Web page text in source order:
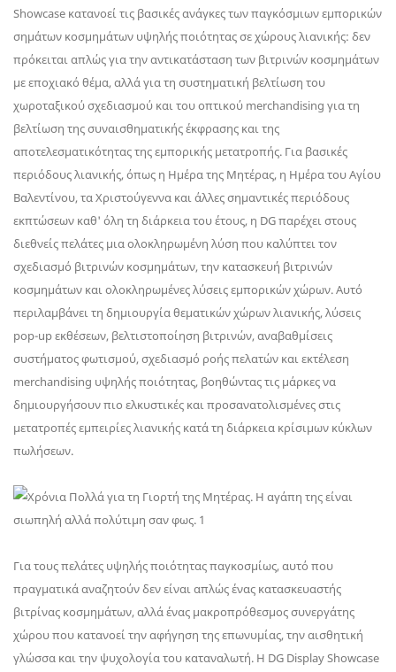
Showcase κατανοεί τις βασικές ανάγκες των παγκόσμιων εμπορικών
σημάτων κοσμημάτων υψηλής ποιότητας σε χώρους λιανικής: δεν
πρόκειται απλώς για την αντικατάσταση των βιτρινών κοσμημάτων
με εποχιακό θέμα, αλλά για τη συστηματική βελτίωση του
χωροταξικού σχεδιασμού και του οπτικού merchandising για τη
βελτίωση της συναισθηματικής έκφρασης και της
αποτελεσματικότητας της εμπορικής μετατροπής. Για βασικές
περιόδους λιανικής, όπως η Ημέρα της Μητέρας, η Ημέρα του Αγίου
Βαλεντίνου, τα Χριστούγεννα και άλλες σημαντικές περιόδους
εκπτώσεων καθ' όλη τη διάρκεια του έτους, η DG παρέχει στους
διεθνείς πελάτες μια ολοκληρωμένη λύση που καλύπτει τον
σχεδιασμό βιτρινών κοσμημάτων, την κατασκευή βιτρινών
κοσμημάτων και ολοκληρωμένες λύσεις εμπορικών χώρων. Αυτό
περιλαμβάνει τη δημιουργία θεματικών χώρων λιανικής, λύσεις
pop-up εκθέσεων, βελτιστοποίηση βιτρινών, αναβαθμίσεις
συστήματος φωτισμού, σχεδιασμό ροής πελατών και εκτέλεση
merchandising υψηλής ποιότητας, βοηθώντας τις μάρκες να
δημιουργήσουν πιο ελκυστικές και προσανατολισμένες στις
μετατροπές εμπειρίες λιανικής κατά τη διάρκεια κρίσιμων κύκλων
πωλήσεων.
Για τους πελάτες υψηλής ποιότητας παγκοσμίως, αυτό που
πραγματικά αναζητούν δεν είναι απλώς ένας κατασκευαστής
βιτρίνας κοσμημάτων, αλλά ένας μακροπρόθεσμος συνεργάτης
χώρου που κατανοεί την αφήγηση της επωνυμίας, την αισθητική
γλώσσα και την ψυχολογία του καταναλωτή. Η DG Display Showcase